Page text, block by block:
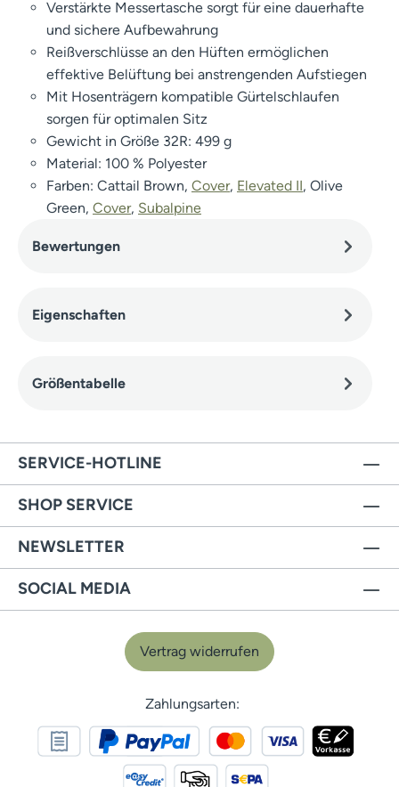
Verstärkte Messertasche sorgt für eine dauerhafte
und sichere Aufbewahrung
Reißverschlüsse an den Hüften ermöglichen
effektive Belüftung bei anstrengenden Aufstiegen
Mit Hosenträgern kompatible Gürtelschlaufen
sorgen für optimalen Sitz
Gewicht in Größe 32R: 499 g
Material: 100 % Polyester
Farben: Cattail Brown, Cover, Elevated II, Olive
Green, Cover, Subalpine
Bewertungen
Eigenschaften
Größentabelle
SERVICE-HOTLINE
SHOP SERVICE
NEWSLETTER
SOCIAL MEDIA
Vertrag widerrufen
Zahlungsarten: